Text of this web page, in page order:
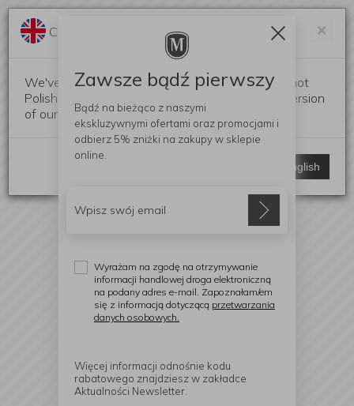
×
Change language?
We've detected that your browser language is not
Polish. Would you like to switch to the English version
of our website?
Switch to English
Zawsze bądź pierwszy
Bądź na bieżąco z naszymi
ekskluzywnymi ofertami oraz promocjami i
odbierz 5% zniżki na zakupy w sklepie
online.
Wyrażam na zgodę na otrzymywanie
informacji handlowej droga elektroniczną
na podany adres e-mail. Zapoznałam/em
się z informacją dotyczącą przetwarzania
danych osobowych.
Więcej informacji odnośnie kodu
rabatowego znajdziesz w zakładce
Aktualności Newsletter.